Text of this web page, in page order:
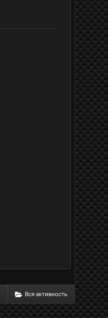
Вся активность